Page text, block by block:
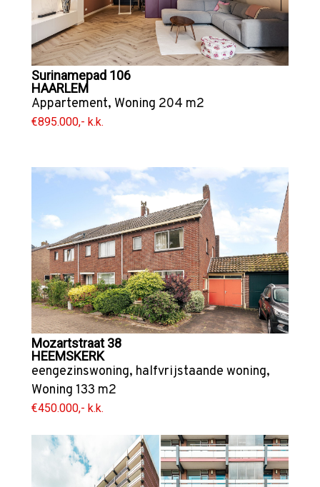
Surinamepad 106
HAARLEM
Appartement, Woning 204 m2
€895.000,- k.k.
Mozartstraat 38
HEEMSKERK
eengezinswoning, halfvrijstaande woning,
Woning 133 m2
€450.000,- k.k.